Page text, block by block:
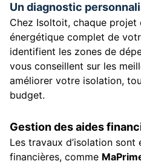
Un diagnostic
Chez Isoltoit, chaque projet
énergétique complet de
identifient les zones de
vous conseillent sur les
améliorer votre isolation,
budget.
Gestion des aides
Les travaux d’isolation
financières, comme